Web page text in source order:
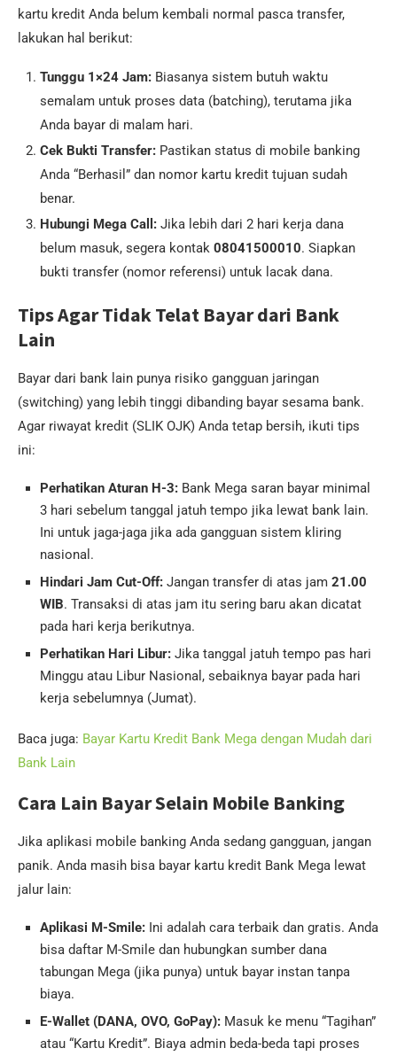
kartu kredit Anda belum kembali normal pasca transfer,
lakukan hal berikut:
Tunggu 1×24 Jam: Biasanya sistem butuh waktu
semalam untuk proses data (batching), terutama jika
Anda bayar di malam hari.
Cek Bukti Transfer: Pastikan status di mobile banking
Anda “Berhasil” dan nomor kartu kredit tujuan sudah
benar.
Hubungi Mega Call: Jika lebih dari 2 hari kerja dana
belum masuk, segera kontak 08041500010. Siapkan
bukti transfer (nomor referensi) untuk lacak dana.
Tips Agar Tidak Telat Bayar dari Bank
Lain
Bayar dari bank lain punya risiko gangguan jaringan
(switching) yang lebih tinggi dibanding bayar sesama bank.
Agar riwayat kredit (SLIK OJK) Anda tetap bersih, ikuti tips
ini:
Perhatikan Aturan H-3: Bank Mega saran bayar minimal
3 hari sebelum tanggal jatuh tempo jika lewat bank lain.
Ini untuk jaga-jaga jika ada gangguan sistem kliring
nasional.
Hindari Jam Cut-Off: Jangan transfer di atas jam 21.00
WIB. Transaksi di atas jam itu sering baru akan dicatat
pada hari kerja berikutnya.
Perhatikan Hari Libur: Jika tanggal jatuh tempo pas hari
Minggu atau Libur Nasional, sebaiknya bayar pada hari
kerja sebelumnya (Jumat).
Baca juga: Bayar Kartu Kredit Bank Mega dengan Mudah dari
Bank Lain
Cara Lain Bayar Selain Mobile Banking
Jika aplikasi mobile banking Anda sedang gangguan, jangan
panik. Anda masih bisa bayar kartu kredit Bank Mega lewat
jalur lain:
Aplikasi M-Smile: Ini adalah cara terbaik dan gratis. Anda
bisa daftar M-Smile dan hubungkan sumber dana
tabungan Mega (jika punya) untuk bayar instan tanpa
biaya.
E-Wallet (DANA, OVO, GoPay): Masuk ke menu “Tagihan”
atau “Kartu Kredit”. Biaya admin beda-beda tapi proses